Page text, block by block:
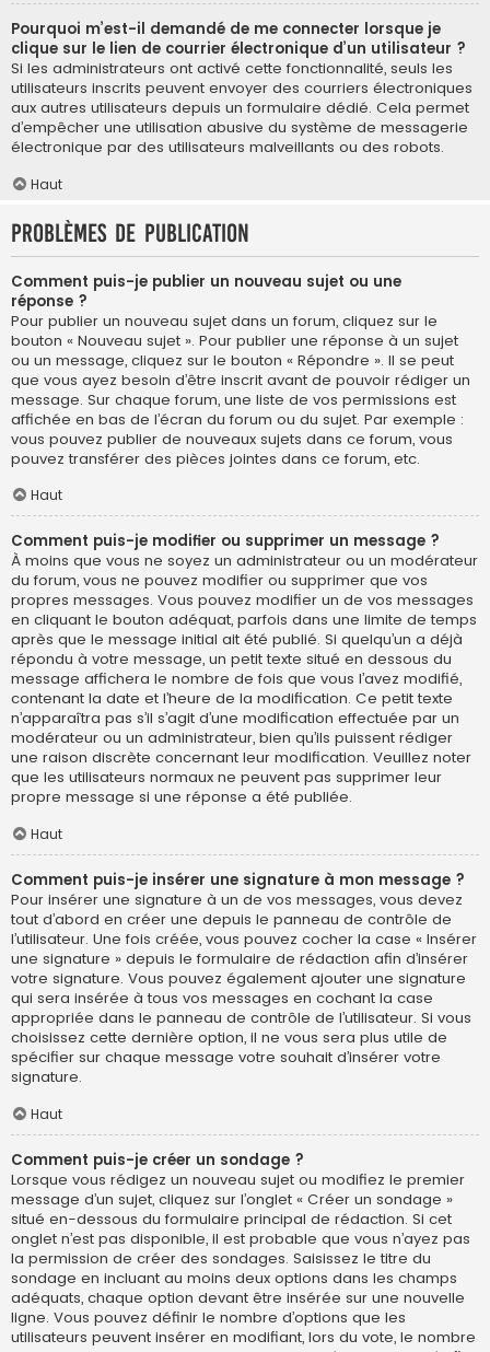
Pourquoi m’est-il demandé de me connecter lorsque je
clique sur le lien de courrier électronique d’un utilisateur ?
Si les administrateurs ont activé cette fonctionnalité, seuls les
utilisateurs inscrits peuvent envoyer des courriers électroniques
aux autres utilisateurs depuis un formulaire dédié. Cela permet
d’empêcher une utilisation abusive du système de messagerie
électronique par des utilisateurs malveillants ou des robots.
Haut
Problèmes de publication
Comment puis-je publier un nouveau sujet ou une
réponse ?
Pour publier un nouveau sujet dans un forum, cliquez sur le
bouton « Nouveau sujet ». Pour publier une réponse à un sujet
ou un message, cliquez sur le bouton « Répondre ». Il se peut
que vous ayez besoin d’être inscrit avant de pouvoir rédiger un
message. Sur chaque forum, une liste de vos permissions est
affichée en bas de l’écran du forum ou du sujet. Par exemple :
vous pouvez publier de nouveaux sujets dans ce forum, vous
pouvez transférer des pièces jointes dans ce forum, etc.
Haut
Comment puis-je modifier ou supprimer un message ?
À moins que vous ne soyez un administrateur ou un modérateur
du forum, vous ne pouvez modifier ou supprimer que vos
propres messages. Vous pouvez modifier un de vos messages
en cliquant le bouton adéquat, parfois dans une limite de temps
après que le message initial ait été publié. Si quelqu’un a déjà
répondu à votre message, un petit texte situé en dessous du
message affichera le nombre de fois que vous l’avez modifié,
contenant la date et l’heure de la modification. Ce petit texte
n’apparaîtra pas s’il s’agit d’une modification effectuée par un
modérateur ou un administrateur, bien qu’ils puissent rédiger
une raison discrète concernant leur modification. Veuillez noter
que les utilisateurs normaux ne peuvent pas supprimer leur
propre message si une réponse a été publiée.
Haut
Comment puis-je insérer une signature à mon message ?
Pour insérer une signature à un de vos messages, vous devez
tout d’abord en créer une depuis le panneau de contrôle de
l’utilisateur. Une fois créée, vous pouvez cocher la case « Insérer
une signature » depuis le formulaire de rédaction afin d’insérer
votre signature. Vous pouvez également ajouter une signature
qui sera insérée à tous vos messages en cochant la case
appropriée dans le panneau de contrôle de l’utilisateur. Si vous
choisissez cette dernière option, il ne vous sera plus utile de
spécifier sur chaque message votre souhait d’insérer votre
signature.
Haut
Comment puis-je créer un sondage ?
Lorsque vous rédigez un nouveau sujet ou modifiez le premier
message d’un sujet, cliquez sur l’onglet « Créer un sondage »
situé en-dessous du formulaire principal de rédaction. Si cet
onglet n’est pas disponible, il est probable que vous n’ayez pas
la permission de créer des sondages. Saisissez le titre du
sondage en incluant au moins deux options dans les champs
adéquats, chaque option devant être insérée sur une nouvelle
ligne. Vous pouvez définir le nombre d’options que les
utilisateurs peuvent insérer en modifiant, lors du vote, le nombre